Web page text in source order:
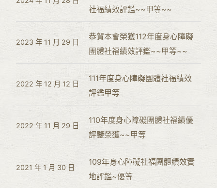
社福績效評鑑~~甲等~~
2023 年 11 月 29 日
恭賀本會榮獲112年度身心障礙
團體社福績效評鑑~~甲等~~
2022 年 12 月 12 日
111年度身心障礙團體社福績效
評鑑甲等
2022 年 11 月 29 日
110年度身心障礙團體社福績優
評鑒榮獲~~甲等
2021 年 1 月 30 日
109年身心障礙社福團體績效實
地評鑑~優等